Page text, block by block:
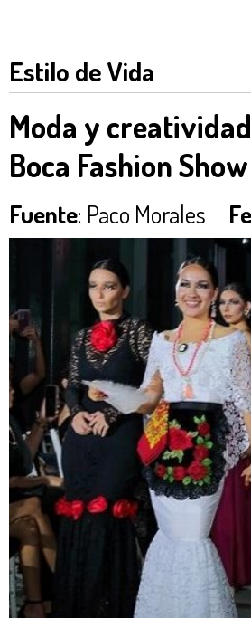
Estilo de Vida
Moda y
Boca Fashion
Fuente: Paco Morales